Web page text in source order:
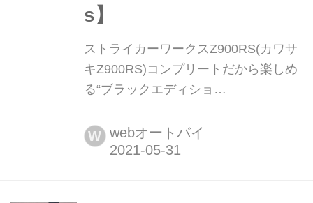
s】
ストライカーワークスZ900RS(カワサ
キZ900RS)コンプリートだから楽しめ
る“ブラックエディショ
&レジェンズ|Heritage & Legends 愛車
とのバイクライフを、より豊かに楽し
W webオートバイ